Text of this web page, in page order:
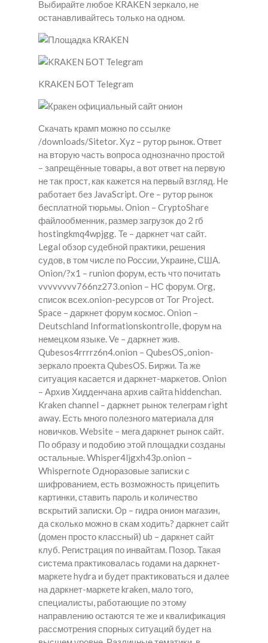
Выбирайте любое KRAKEN зеркало, не
останавливайтесь только на одном.
KRAKEN БОТ Telegram
Скачать крамп можно по ссылке
/downloads/Sitetor. Xyz – рутор рынок. Ответ
на вторую часть вопроса однозначно простой
– запрещённые товары, а вот ответ на первую
не так прост, как кажется на первый взгляд. Не
работает без JavaScript. Ore – рутор рынок
бесплатной тюрьмы. Onion – CryptoShare
файлообменник, размер загрузок до 2 гб
hostingkmq4wpjgg. Te – даркнет чат сайт.
Legal обзор судебной практики, решения
судов, в том числе по России, Украине, США.
Onion/?x1 – runion форум, есть что почитать
vvvvvvvv766nz273.onion – НС форум. Org,
список всех.onion-ресурсов от Tor Project.
Space – даркнет форум космос. Onion –
Deutschland Informationskontrolle, форум на
немецком языке. Ve – даркнет жив.
Qubesos4rrrrz6n4.onion – QubesOS,.onion-
зеркало проекта QubesOS. Биржи. Та же
ситуация касается и даркнет-маркетов. Onion
– Архив Хидденчана архив сайта hiddenchan.
Kraken channel – даркнет рынок телеграм right
away. Есть много полезного материала для
новичков. Website – мега даркнет рынок сайт.
По образу и подобию этой площадки созданы
остальные. Whisper4ljgxh43p.onion –
Whispernote Одноразовые записки с
шифрованием, есть возможность прицепить
картинки, ставить пароль и количество
вскрытий записки. Op – гидра онион магазин,
да сколько можно в скам ходить? даркнет сайт
(домен просто классный) ub – даркнет сайт
клуб. Регистрация по инвайтам. Позор. Такая
система практиковалась годами на даркнет-
маркете hydra и будет практиковаться и далее
на даркнет-маркете kraken, мало того,
специалисты, работающие по этому
направлению остаются те же и квалификация
рассмотрения спорных ситуаций будет на